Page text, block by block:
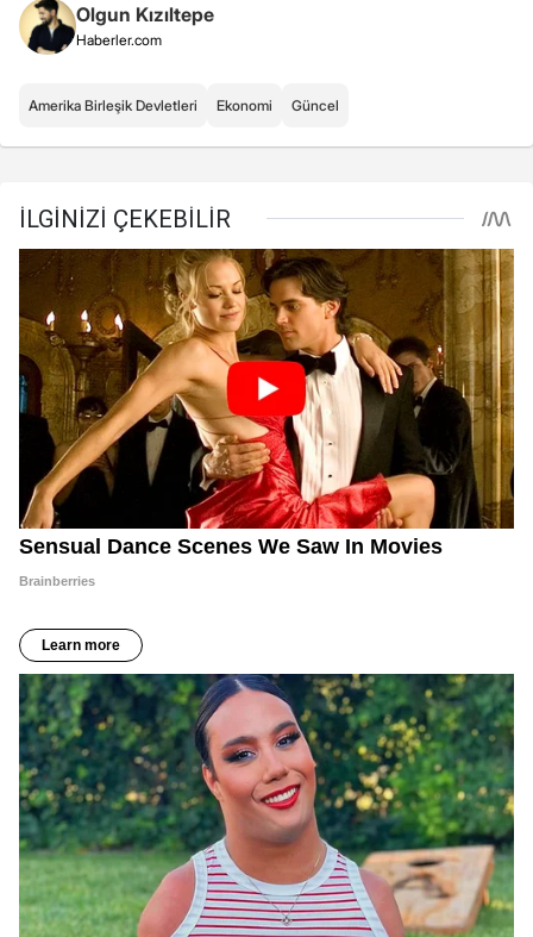
Olgun Kızıltepe
Haberler.com
Amerika Birleşik Devletleri Ekonomi Güncel